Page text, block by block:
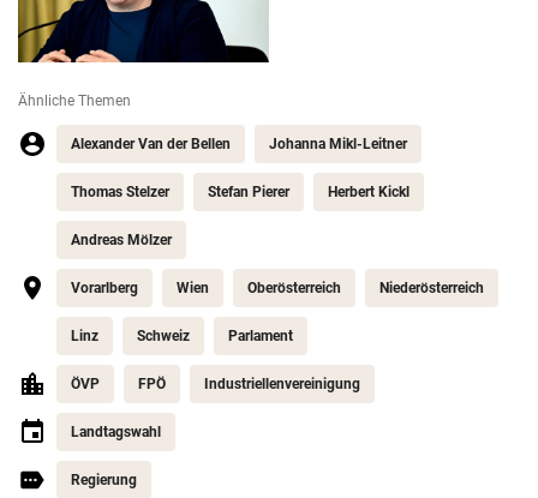
Ähnliche Themen
Alexander Van der Bellen Johanna Mikl-Leitner
Thomas Stelzer Stefan Pierer Herbert Kickl
Andreas Mölzer
Vorarlberg Wien Oberösterreich Niederösterreich
Linz Schweiz Parlament
ÖVP FPÖ Industriellenvereinigung
Landtagswahl
Regierung